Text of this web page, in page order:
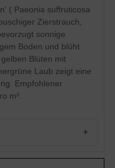
orangem Herz
schalenförmig,
neutral
( Paeonia suffruticosa
Zierstrauch,
sonnige
Boden und blüht
Blüten mit
Laub zeigt eine
Empfohlener
m².
Noon'